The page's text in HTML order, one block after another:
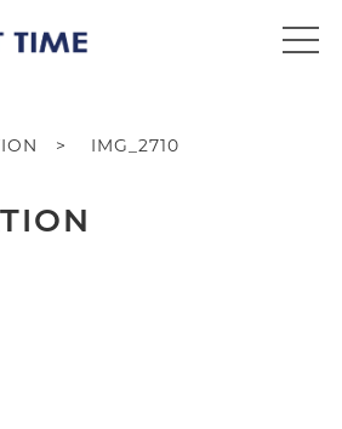
IMG_2710